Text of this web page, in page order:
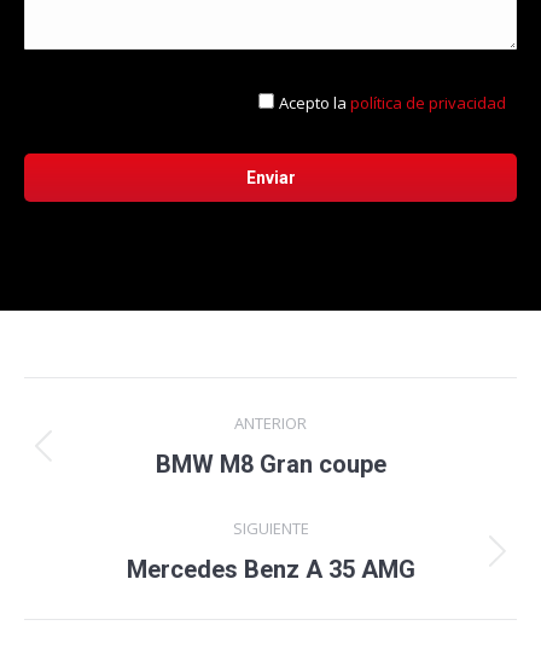
Acepto lapolítica de privacidad
entre
ANTERIOR
Proyecto
BMW M8 Gran coupe
SIGUIENTE
Proyecto
Mercedes Benz A 35 AMG